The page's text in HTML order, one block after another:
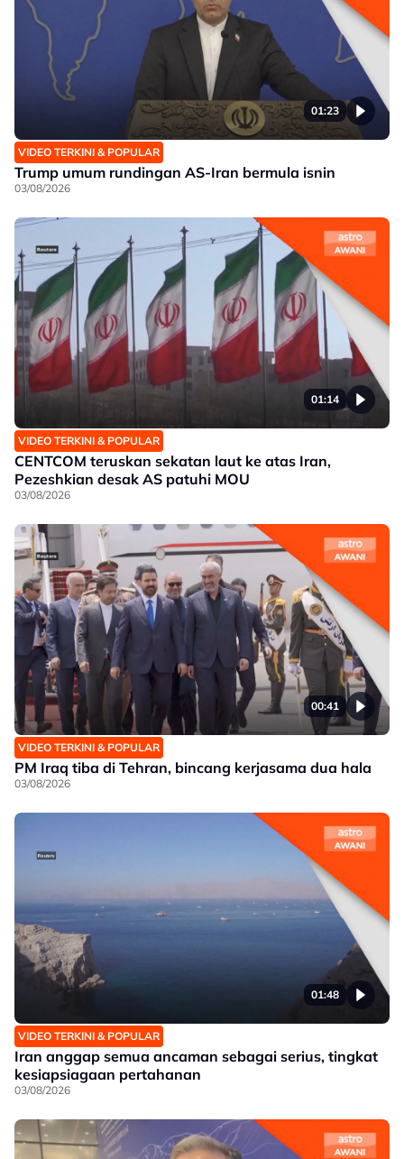
01:23
VIDEO TERKINI & POPULAR
Trump umum rundingan AS-Iran bermula isnin
03/08/2026
01:14
VIDEO TERKINI & POPULAR
CENTCOM teruskan sekatan laut ke atas Iran,
Pezeshkian desak AS patuhi MOU
03/08/2026
00:41
VIDEO TERKINI & POPULAR
PM Iraq tiba di Tehran, bincang kerjasama dua hala
03/08/2026
01:48
VIDEO TERKINI & POPULAR
Iran anggap semua ancaman sebagai serius, tingkat
kesiapsiagaan pertahanan
03/08/2026